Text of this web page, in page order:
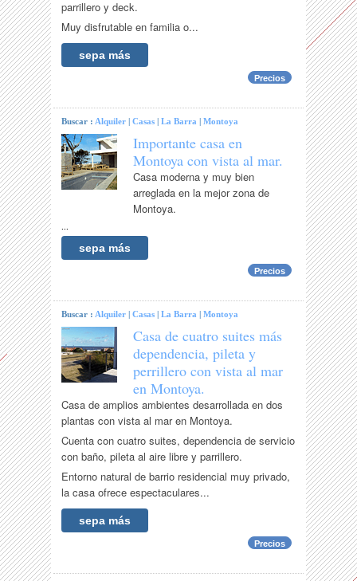
parrillero y deck.
Muy disfrutable en familia o...
sepa más
Precios
Buscar : Alquiler |Casas |La Barra |Montoya
Importante casa en
Montoya con vista al mar.
Casa moderna y muy bien
arreglada en la mejor zona de
Montoya.
...
sepa más
Precios
Buscar : Alquiler |Casas |La Barra |Montoya
Casa de cuatro suites más
dependencia, pileta y
perrillero con vista al mar
en Montoya.
Casa de amplios ambientes desarrollada en dos
plantas con vista al mar en Montoya.
Cuenta con cuatro suites, dependencia de servicio
con baño, pileta al aire libre y parrillero.
Entorno natural de barrio residencial muy privado,
la casa ofrece espectaculares...
sepa más
Precios